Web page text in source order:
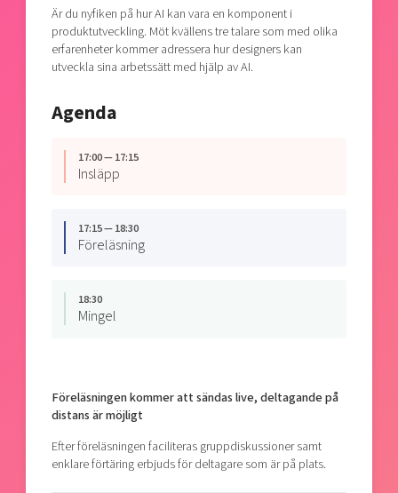
Är du nyfiken på hur AI kan vara en komponent i
produktutveckling. Möt kvällens tre talare som med olika
erfarenheter kommer adressera hur designers kan
utveckla sina arbetssätt med hjälp av AI.
Agenda
17:00 — 17:15
Insläpp
17:15 — 18:30
Föreläsning
18:30
Mingel
Föreläsningen kommer att sändas live, deltagande på
distans är möjligt
Efter föreläsningen faciliteras gruppdiskussioner samt
enklare förtäring erbjuds för deltagare som är på plats.